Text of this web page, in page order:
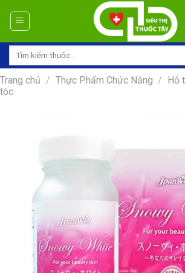
Tìm
Trang chủ / Thực Phẩm Chức Năng / Hỗ
tóc